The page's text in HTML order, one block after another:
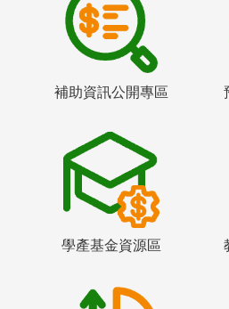
補助資訊公開專區
學產基金資源區